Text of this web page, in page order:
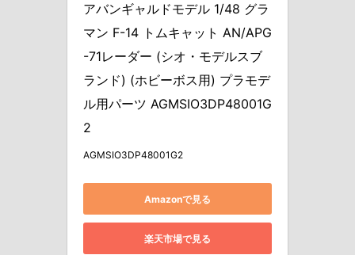
アバンギャルドモデル 1/48 グラ
マン F-14 トムキャット AN/APG
-71レーダー (シオ・モデルスブ
ランド) (ホビーボス用) プラモデ
ル用パーツ AGMSIO3DP48001G
2
AGMSIO3DP48001G2
Amazonで見る
楽天市場で見る